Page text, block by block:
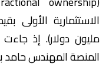
مليون دولار). إذ
المنصة المهندس